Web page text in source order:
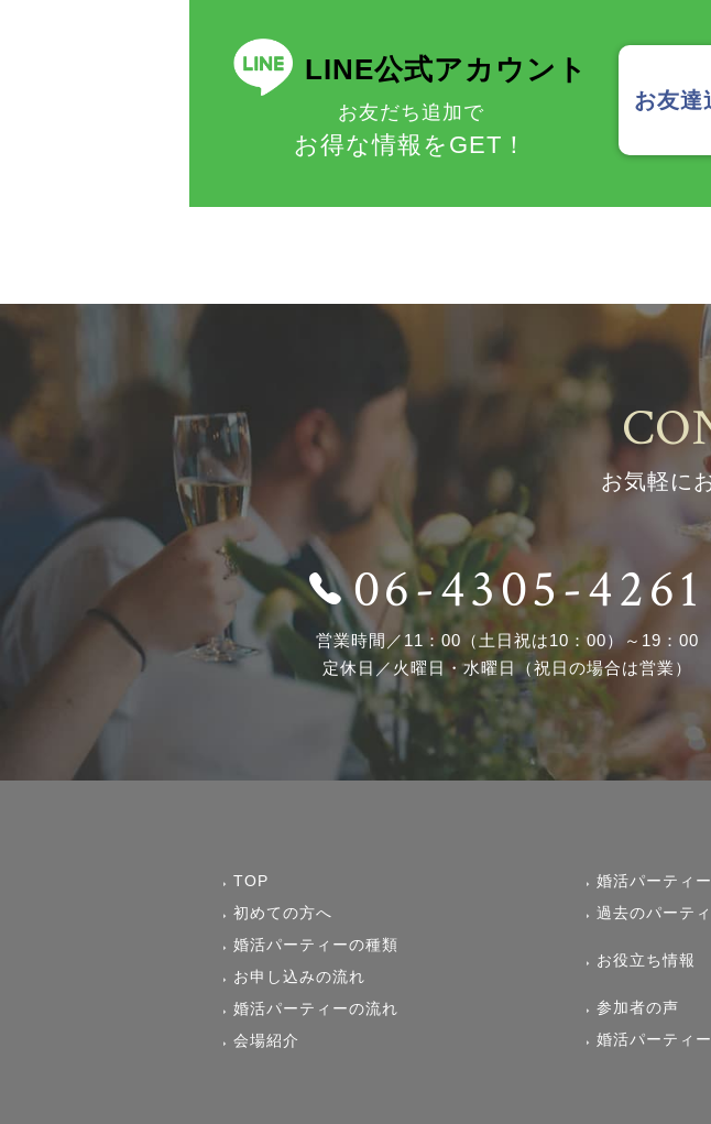
LINE公式アカウント
お友だち追加で
お得な情報をGET！
お友達
お気軽に
06-4305-4261
営業時間／ 11：00（土日祝は10：00）～19：00
定休日／火曜日・水曜日（祝日の場合は営業）
TOP
初めての方へ
婚活パーティーの種類
お申し込みの流れ
婚活パーティーの流れ
会場紹介
婚活パーティ
過去のパーテ
お役立ち情報
参加者の声
婚活パーティ